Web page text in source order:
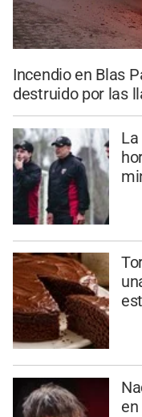
Incendio en Blas
destruido por las